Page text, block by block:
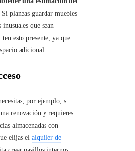
. Si planeas guardar muebles
que sean
esto presente, ya que
adicional.
por ejemplo, si
renovación y requieres
almacenadas con
elijas el alquiler de